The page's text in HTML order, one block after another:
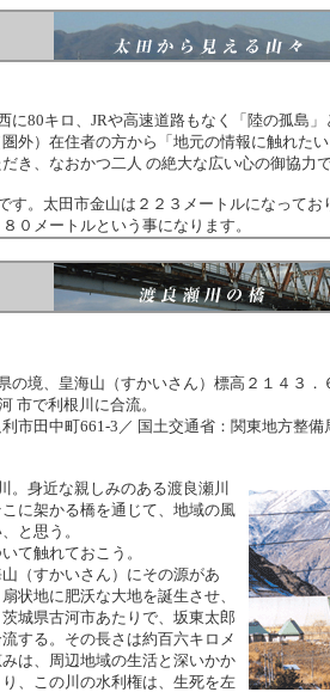
に80キロ、JRや高速道路もなく「陸の孤島」
外）在住者の方から「地元の情報に触れた
き、なおかつ二人 の絶大な広い心の御協力
す。太田市金山は２２３メートルになって
０メートルという事になります。
の境、皇海山（すかいさん）標高２１４３．
市で利根川に合流。
市田中町661-3／ 国土交通省：関東地方整備
。身近な親しみのある渡良瀬川
に架かる橋を通じて、地域の風
と思う。
て触れておこう。
（すかいさん）にその源があ
状地に肥沃な大地を誕生させ、
城県古河市あたりで、坂東太郎
する。その長さは約百六キロメ
は、周辺地域の生活と深いかか
、この川の水利権は、生死を左